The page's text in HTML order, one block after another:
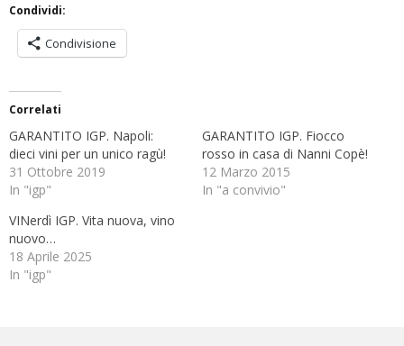
Condividi:
Condivisione
Correlati
GARANTITO IGP. Napoli:
dieci vini per un unico ragù!
31 Ottobre 2019
In "igp"
GARANTITO IGP. Fiocco
rosso in casa di Nanni Copè!
12 Marzo 2015
In "a convivio"
VINerdì IGP. Vita nuova, vino
nuovo…
18 Aprile 2025
In "igp"